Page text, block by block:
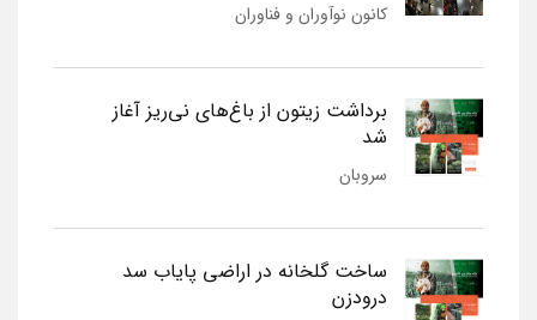
کانون نوآوران و فناوران
برداشت زیتون از باغ‌های نی‌ریز آغاز
شد
سروبان
ساخت گلخانه در اراضی پایاب سد
درودزن